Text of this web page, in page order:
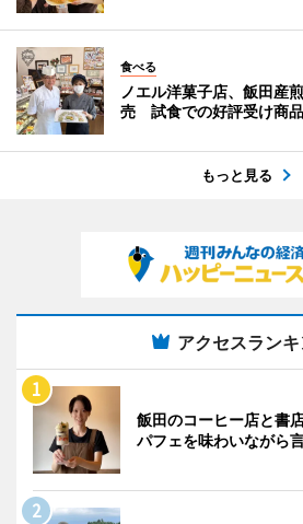
食べる
ノエル洋菓子店、飯田産
売 試食での好評受け商
もっと見る
アクセスラン
飯田のコーヒー店と書
パフェを味わいながら